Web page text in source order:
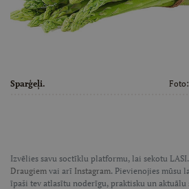
Sparģeļi. Foto:
Izvēlies savu soctīklu platformu, lai sekotu
Draugiem vai arī Instagram. Pievienojies mūsu
īpaši tev atlasītu noderīgu, praktisku un aktuālu